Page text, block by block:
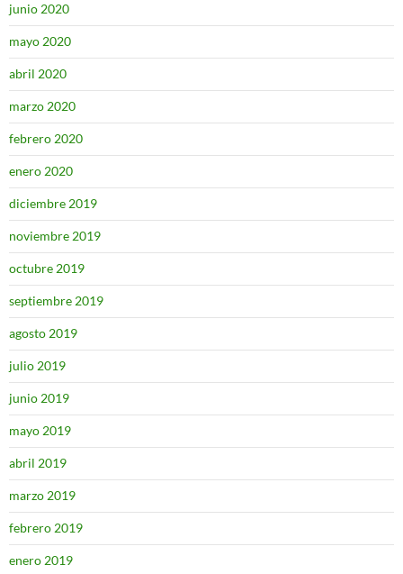
junio 2020
mayo 2020
abril 2020
marzo 2020
febrero 2020
enero 2020
diciembre 2019
noviembre 2019
octubre 2019
septiembre 2019
agosto 2019
julio 2019
junio 2019
mayo 2019
abril 2019
marzo 2019
febrero 2019
enero 2019